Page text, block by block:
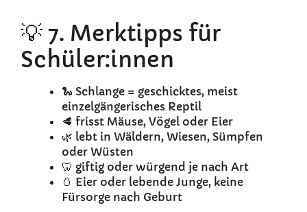
💡 7. Merktipps für
Schüler:innen
🐍 Schlange = geschicktes, meist
einzelgängerisches Reptil
🥩 frisst Mäuse, Vögel oder Eier
🌿 lebt in Wäldern, Wiesen, Sümpfen
oder Wüsten
🦷 giftig oder würgend je nach Art
🥚 Eier oder lebende Junge, keine
Fürsorge nach Geburt